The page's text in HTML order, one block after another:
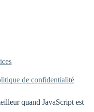
de confidentialité
quand JavaScript est